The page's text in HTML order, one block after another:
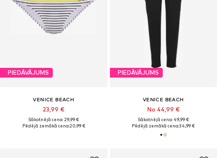
PIEDĀVĀJUMS
VENICE BEACH
23,99 €
Sākotnējā cena: 29,99 €
Pēdējā zemākā cena:20,99 €
PIEDĀVĀJUMS
VENICE BEACH
No 44,99 €
Sākotnējā cena: 49,99 €
Pēdējā zemākā cena:34,99 €